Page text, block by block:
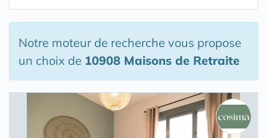
Notre moteur de recherche vous propose
un choix de 10908 Maisons de Retraite